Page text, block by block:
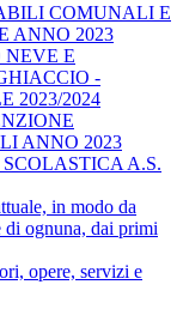
COMUNALI E
ANNO 2023
NEVE E
-
2023/2024
ANNO 2023
A.S.
in modo da
di ognuna, dai primi
opere, servizi e